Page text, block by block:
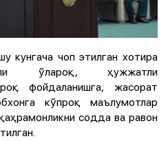
кунгача чоп этилган хотира
ўлароқ, ҳужжатли
фойдаланишга, жасорат
кўпроқ маълумотлар
содда ва равон